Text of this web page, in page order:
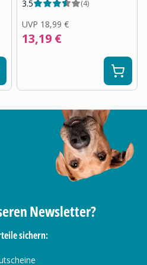
3.5 (4)
UVP 18,99 €
13,19 €
Newsletter?
sichern: